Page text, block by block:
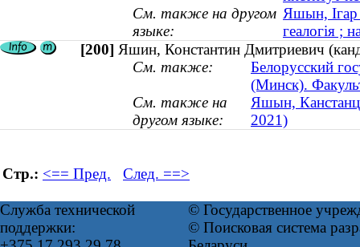
См. также на другом
языке:
Яшын, Ігар
геалогія ;
[200] Яшин, Константин Дмитриевич
См. также:
Белорусский
(Минск).
См. также на
другом языке:
Яшын,
2021)
Стр.: <== Пред. След. ==>
Служба технической
поддержки:
© Государственное
© Поисковая система